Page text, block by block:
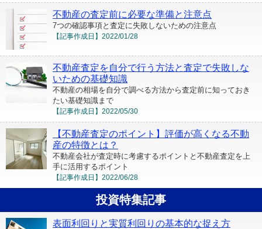
不動産の査定前に必要な準備と注意点
7つの確認事項と査定に失敗しないための注意点
【記事作成日】 2022/01/28
不動産査定を自分で行う方法と査定で失敗しな
いための基礎知識
不動産の相場を自分で調べる方法から査定前に知っておき
たい基礎知識まで
【記事作成日】 2022/05/30
【不動産査定のポイント】評価が高くなる不動
産の特徴とは？
不動産会社が査定時に考慮するポイントと不動産査定を上
手に活用するポイント
【記事作成日】 2022/06/28
投資特集記事
表面利回りと実質利回りの基本的な捉え方